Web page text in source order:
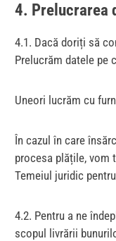
4. Prelucrarea
4.1. Dacă doriți să
Prelucrăm datele pe
Uneori lucrăm cu
În cazul în care
procesa plățile, vom
Temeiul juridic
4.2. Pentru a ne
scopul livrării